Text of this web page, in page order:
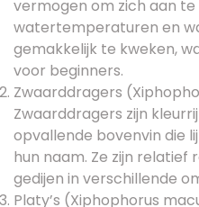
vermogen om zich aan
watertemperaturen en
gemakkelijk te kweken,
voor beginners.
Zwaarddragers
Zwaarddragers zijn
opvallende bovenvin die
hun naam. Ze zijn relatief
gedijen in verschillende
Platy’s (Xiphophorus